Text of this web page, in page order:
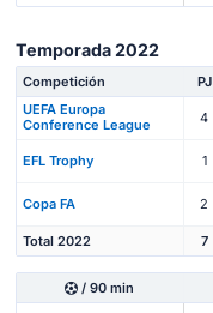
Temporada 2022
Competición PJ
UEFA Europa
Conference League
4
EFL Trophy 1
Copa FA 2
Total 2022 7
/ 90 min